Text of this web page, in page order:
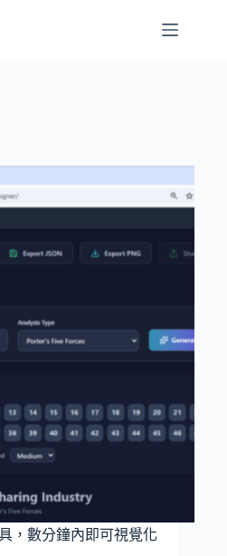
，數分鐘內即可視覺化